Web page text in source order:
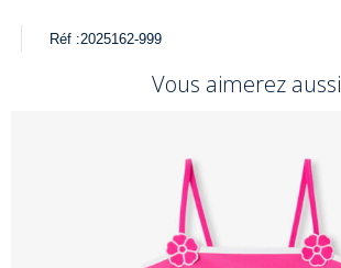
Réf :2025162-999
Vous aimerez aussi